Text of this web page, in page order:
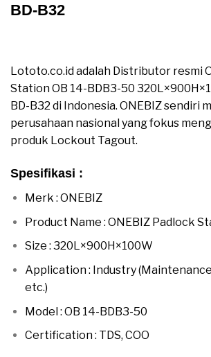
BD-B32
Lototo.co.id adalah Distributor resmi
Station OB 14-BDB3-50
BD-B32 di Indonesia. ONEBIZ sendiri
perusahaan nasional yang fokus
produk Lockout Tagout.
Spesifikasi :
Merk : ONEBIZ
Product Name : ONEBIZ Padlock
Size : 320L×900H×100W
Application : Industry
etc.)
Model : OB 14-BDB3-50
Certification : TDS, COO